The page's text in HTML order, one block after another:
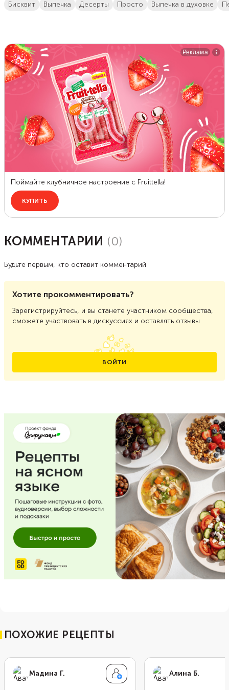
бисквит выпечка десерты просто выпечка в духовке
КОММЕНТАРИИ (0)
Будьте первым, кто оставит комментарий
Хотите прокомментировать?
Зарегистрируйтесь, и вы станете участником сообщества,
сможете участвовать в дискуссиях и оставлять отзывы
ВОЙТИ
ПОХОЖИЕ РЕЦЕПТЫ
Мадина Г. Алина Б.